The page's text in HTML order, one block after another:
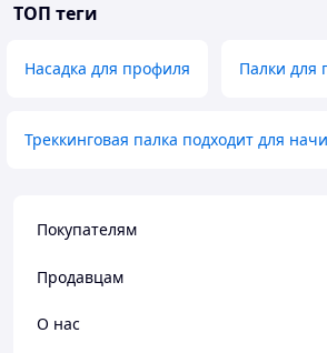
ТОП теги
Насадка для профиля Палки для
Треккинговая палка подходит для
Покупателям
Продавцам
О нас